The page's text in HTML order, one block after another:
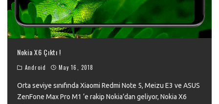
Nokia X6 Çıktı !
Android May 16, 2018
Orta seviye sınıfında Xiaomi Redmi Note 5, Meizu E3 ve ASUS
ZenFone Max Pro M1 ‘e rakip Nokia’dan geliyor, Nokia X6